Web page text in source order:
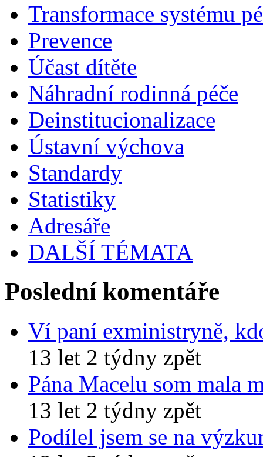
Transformace systému
Prevence
Účast dítěte
Náhradní rodinná péče
Deinstitucionalizace
Ústavní výchova
Standardy
Statistiky
Adresáře
DALŠÍ TÉMATA
Poslední komentáře
Ví paní exministryně,
13 let 2 týdny zpět
Pána Macelu som mala
13 let 2 týdny zpět
Podílel jsem se na